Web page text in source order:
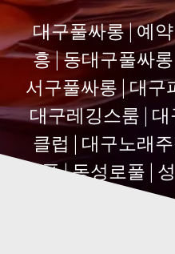
대구풀싸롱 | 예
흥 | 동대구풀싸
서구풀싸롱 | 대구
대구레깅스룸 |
클럽 | 대구노래
풀 | 동성로풀 |